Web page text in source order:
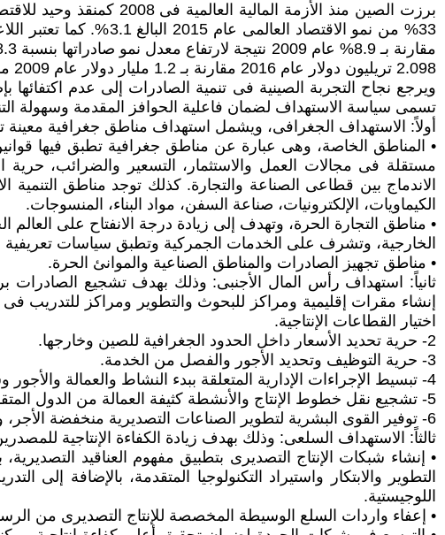
برزت الصين منذ الأزمة
2.098 تريليون دولار عام 2016 مقارنة بـ 1.2 مليار دولار عام 2009 مما أدى إلى ارتفاع أهميتها النسبية فى إجمالى الصادرات العالمية من 9.8% عام 2009 إلى 13.2% عام 2016.
ويرجع نجاح التجربة الصينية فى تنمية الصادرات إلى عدم
تسمى سياسة الاستهداف لضمان فاعلية الحوافز المقدمة وسهولة
أولاً: الاستهداف الجغرافى، ويشمل استهداف مناطق جغرافية معينة
• المناطق الخاصة، وهى عبارة عن مناطق جغرافية تطبق فيها
مستقلة فى مجالات العمل والاستثمار، التسعير والضرائب، حرية
الاندماج بين قطاعى الصناعة والتجارة. كذلك توجد مناطق
الكيماويات، الإلكترونيات، صناعة السفن، مواد البناء، المنسوجات.
• مناطق التجارة الحرة، وتهدف إلى زيادة درجة الانفتاح على
الخارجية، وتشرف على الخدمات الجمركية وتطبق سياسات
• مناطق تجهيز الصادرات والمناطق الصناعية والموانئ الحرة.
ثانياً: استهداف رأس المال الأجنبى: وذلك بهدف تشجيع الصادرات
اختيار القطاعات الإنتاجية.
2- حرية تحديد الأسعار داخل الحدود الجغرافية للصين وخارجها.
3- حرية التوظيف وتحديد الأجور والفصل من الخدمة.
4- تبسيط الإجراءات الإدارية المتعلقة ببدء النشاط والعمالة والأجور وسياسات تسعير المشروعات المشتركة.
5- تشجيع نقل خطوط الإنتاج والأنشطة كثيفة العمالة من الدول المتقدمة إلى المناطق ذات الأجور المنخفضة بالصين.
6- توفير القوى البشرية لتطوير الصناعات التصديرية منخفضة الأجر، والتى تركز على استيراد المواد اللازمة للتصنيع من أجل التصدير.
ثالثاً: الاستهداف السلعى: وذلك بهدف زيادة الكفاءة الإنتاجية
• إنشاء شبكات الإنتاج التصديرى بتطبيق مفهوم العناقيد
التطوير والابتكار واستيراد التكنولوجيا المتقدمة، بالإضافة
اللوجيستية.
• إعفاء واردات السلع الوسيطة المخصصة للإنتاج التصديرى من